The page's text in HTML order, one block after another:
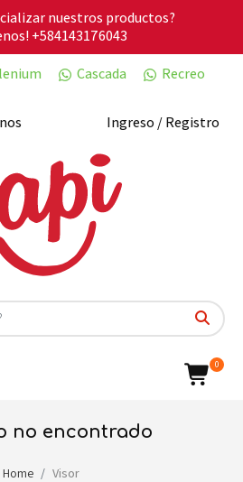
nuestros productos?
+584143176043
Cascada Recreo
Ingreso / Registro
0
no encontrado
Home Visor